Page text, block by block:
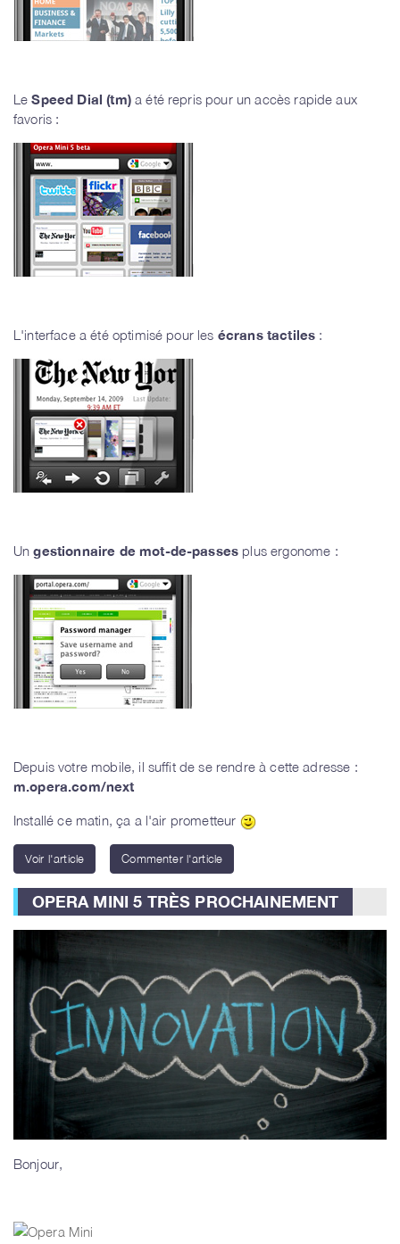
LeSpeed Dial (tm)a été repris pour un accès rapide aux
favoris :
L'interface a été optimisé pour les écrans tactiles :
Ungestionnaire de mot-de-passes plus ergonome :
Depuis votre mobile, il suffit de se rendre à cette adresse :
m.opera.com/next
Installé ce matin, ça a l'air prometteur
Voir l'article Commenter l'article
OPERA MINI 5 TRÈS PROCHAINEMENT
Bonjour,